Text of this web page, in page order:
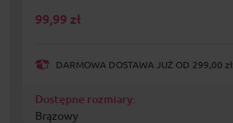
99,99 zł
DARMOWA DOSTAWA JUŻ OD 299,00 zł
Dostępne rozmiary:
Brązowy